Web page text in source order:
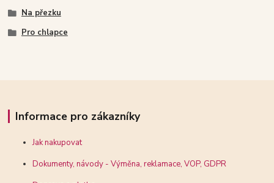
Na přezku
Pro chlapce
Informace pro zákazníky
Jak nakupovat
Dokumenty, návody - Výměna, reklamace, VOP, GDPR